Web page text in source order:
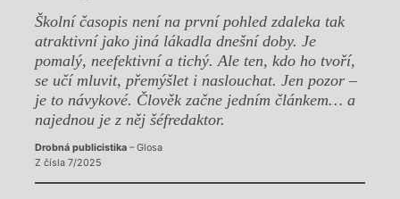
Školní časopis není na první pohled zdaleka tak
atraktivní jako jiná lákadla dnešní doby. Je
pomalý, neefektivní a tichý. Ale ten, kdo ho tvoří,
se učí mluvit, přemýšlet i naslouchat. Jen pozor –
je to návykové. Člověk začne jedním článkem… a
najednou je z něj šéfredaktor.
Drobná publicistika– Glosa
Z čísla 7/2025